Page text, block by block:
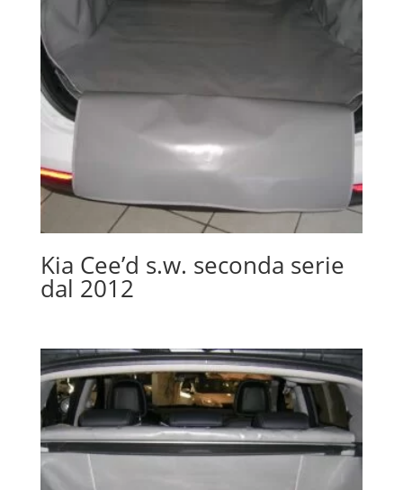
Kia Cee’d s.w. seconda serie
dal 2012